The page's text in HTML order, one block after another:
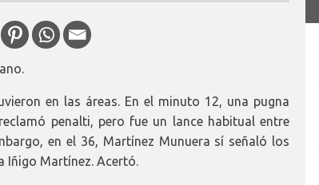
en las áreas. En el minuto 12, una pugna
penalti, pero fue un lance habitual entre
en el 36, Martínez Munuera sí señaló los
Iñigo Martínez. Acertó.